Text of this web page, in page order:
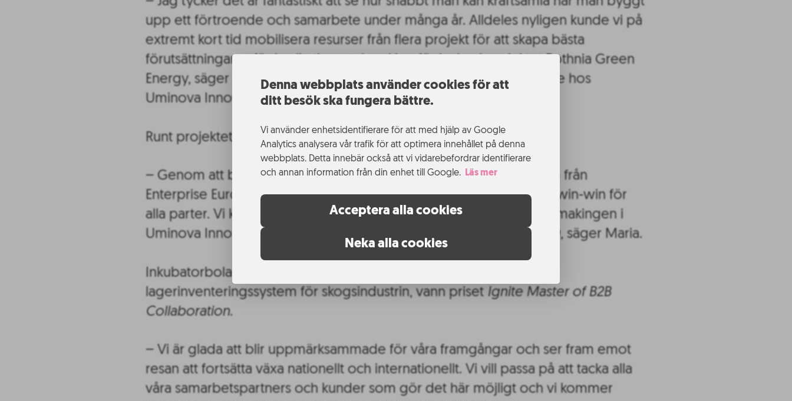
Denna webbplats använder cookies för att
ditt besök ska fungera bättre.
Vi använder enhetsidentifierare för att med hjälp av Google
Analytics analysera vår trafik för att optimera innehållet på denna
webbplats. Detta innebär också att vi vidarebefordrar identifierare
och annan information från din enhet till Google.
Läs mer
Acceptera alla cookies
Neka alla cookies
upp ett förtroende och samarbete under många år. Alldeles nyligen kunde vi på
extremt kort tid mobilisera resurser från flera projekt för att skapa bästa
förutsättningarna för kvalitativ matchmaking för bolag i projektet Bothnia Green
Energy, säger Maria Olofsson, projektledare och verksamhetsledare hos
Uminova Innovation.
Runt projektet finns många vinnare.
– Genom att bjuda in fler aktörer, som exempelvis Peter Bäckström från
Enterprise Europe Network och Ignite kommer det bli en win-win-win-win för
alla parter. Vi kommer förhoppningsvis ta vidare piloter från matchmakingen i
Uminova Innovations nya projektInnovationspiloter för omställning, säger Maria.
Inkubatorbolaget
lagerinventeringssystem för skogsindustrin, vann priset Ignite Master of B2B
Collaboration.
– Vi är glada att blir uppmärksammade för våra framgångar och ser fram emot
resan att fortsätta växa nationellt och internationellt. Vi vill passa på att tacka alla
våra samarbetspartners och kunder som gör det här möjligt och vi kommer